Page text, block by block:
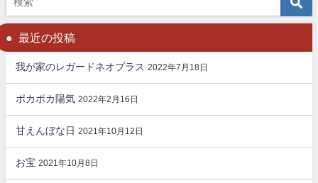
最近の投稿
我が家のレガードネオプラス 2022年7月18日
ポカポカ陽気 2022年2月16日
甘えんぼな日 2021年10月12日
お宝 2021年10月8日